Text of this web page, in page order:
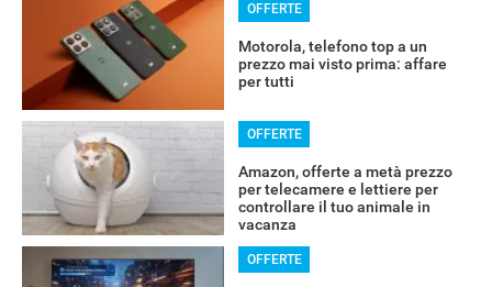
OFFERTE
Motorola, telefono top a un
prezzo mai visto prima: affare
per tutti
OFFERTE
Amazon, offerte a metà prezzo
per telecamere e lettiere per
controllare il tuo animale in
vacanza
OFFERTE